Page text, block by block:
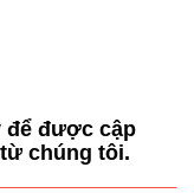
để được cập
chúng tôi.